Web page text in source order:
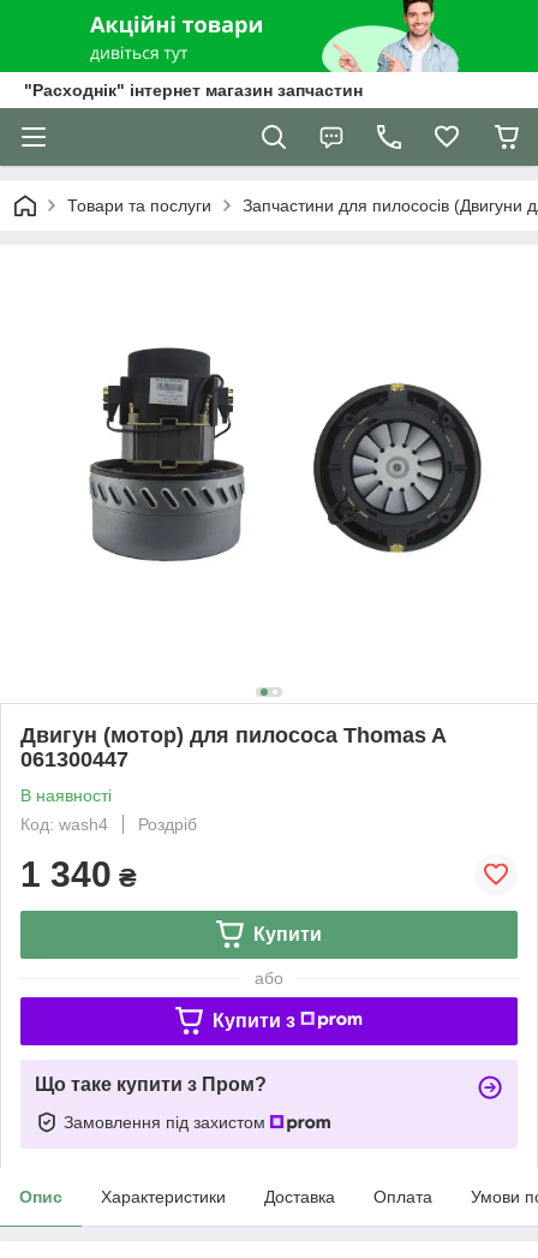
"Расходнік" інтернет магазин запчастин
Товари та послуги Запчастини для пилососів (Двигуни
Двигун (мотор) для пилососа Thomas A
061300447
В наявності
Код: wash4
Роздріб
1 340 ₴
Купити
або
Купити з
Що таке купити з Пром?
Замовлення під захистом
Опис Характеристики Доставка Оплата Умови